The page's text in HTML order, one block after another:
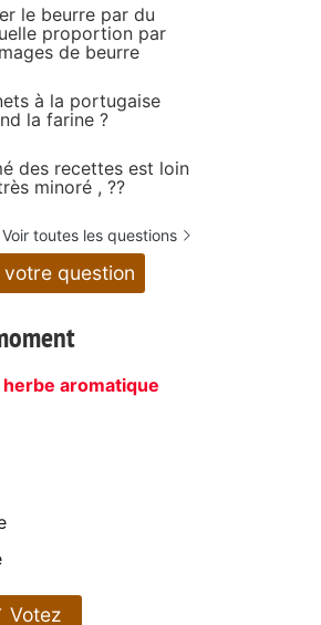
le beurre par du
proportion par
de beurre
à la portugaise
la farine ?
des recettes est loin
minoré , ??
Voir toutes les questions
votre question
aromatique
Votez